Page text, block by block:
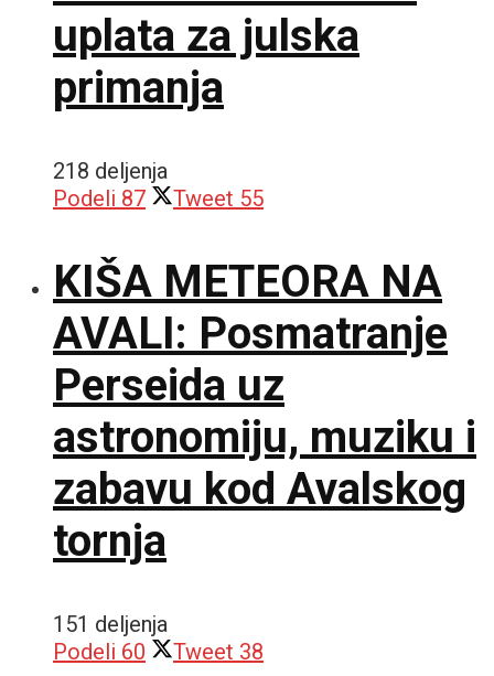
uplata za julska
primanja
218 deljenja
Podeli 87 Tweet 55
KIŠA METEORA NA
AVALI: Posmatranje
Perseida uz
astronomiju, muziku i
zabavu kod Avalskog
tornja
151 deljenja
Podeli 60 Tweet 38